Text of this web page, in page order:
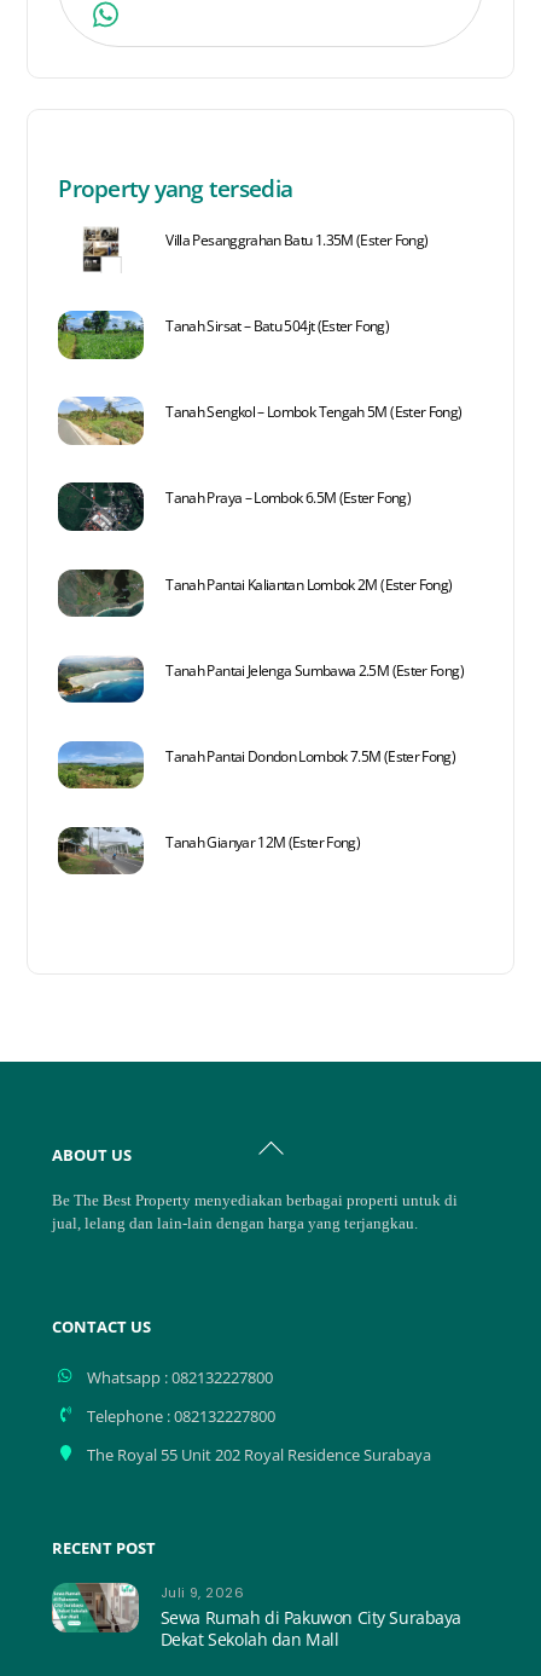
Property yang tersedia
Villa Pesanggrahan Batu 1.35M (Ester Fong)
Tanah Sirsat – Batu 504jt (Ester Fong)
Tanah Sengkol – Lombok Tengah 5M (Ester Fong)
Tanah Praya – Lombok 6.5M (Ester Fong)
Tanah Pantai Kaliantan Lombok 2M (Ester Fong)
Tanah Pantai Jelenga Sumbawa 2.5M (Ester Fong)
Tanah Pantai Dondon Lombok 7.5M (Ester Fong)
Tanah Gianyar 12M (Ester Fong)
Back
ABOUT US
Be The Best Property menyediakan berbagai properti untuk di
jual, lelang dan lain-lain dengan harga yang terjangkau.
CONTACT US
Whatsapp : 082132227800
Telephone : 082132227800
The Royal 55 Unit 202 Royal Residence Surabaya
RECENT POST
Juli 9, 2026
Sewa Rumah di Pakuwon City Surabaya
Dekat Sekolah dan Mall